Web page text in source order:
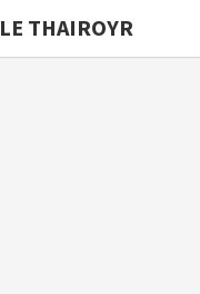
LE THAIROYR